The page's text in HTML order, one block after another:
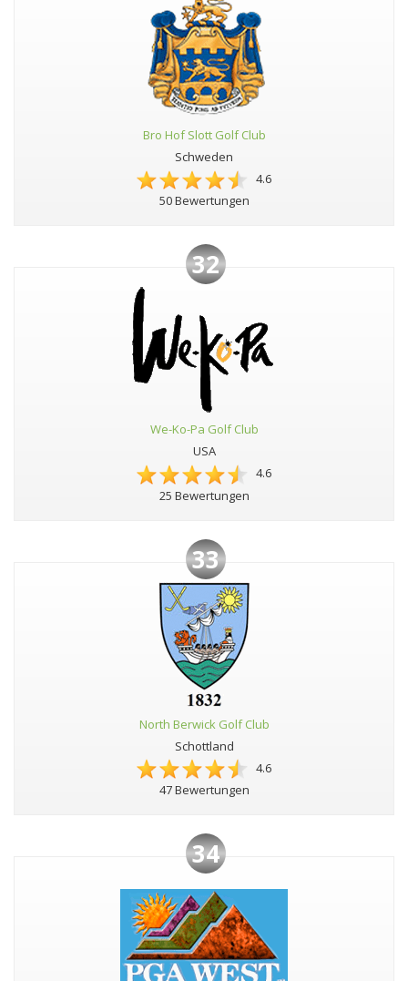
Bro Hof Slott Golf Club
Schweden
4.6
50 Bewertungen
32
We-Ko-Pa Golf Club
USA
4.6
25 Bewertungen
33
North Berwick Golf Club
Schottland
4.6
47 Bewertungen
34